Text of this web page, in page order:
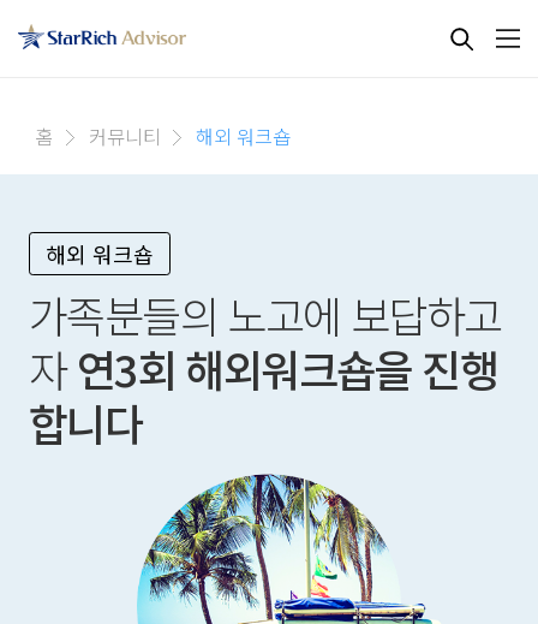
홈 커뮤니티 해외 워크숍
해외 워크숍
가족분들의 노고에 보답하고
자 연3회 해외워크숍을 진행
합니다